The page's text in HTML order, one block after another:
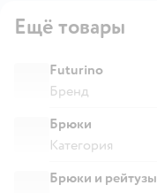
Ещё товары
Futurino
Бренд
Брюки
Категория
Брюки и рейтузы